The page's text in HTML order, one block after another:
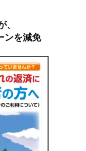
、
ンを減免